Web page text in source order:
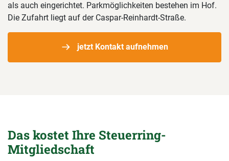
als auch eingerichtet. Parkmöglichkeiten bestehen im Hof.
Die Zufahrt liegt auf der Caspar-Reinhardt-Straße.
jetzt Kontakt aufnehmen
Das kostet Ihre Steuerring-
Mitgliedschaft